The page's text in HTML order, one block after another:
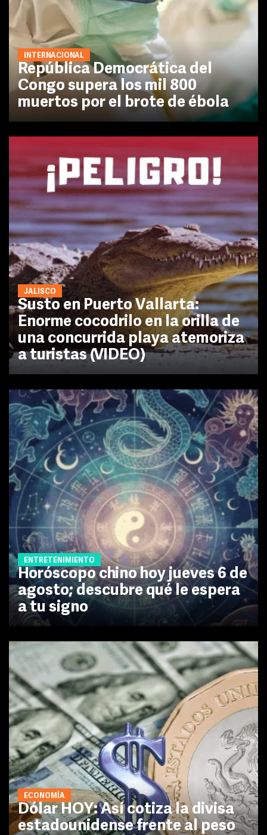
INTERNACIONAL
República Democrática del
Congo supera los mil 800
muertos por el brote de ébola
JALISCO
Susto en Puerto Vallarta:
Enorme cocodrilo en la orilla de
una concurrida playa atemoriza
a turistas (VIDEO)
ENTRETENIMIENTO
Horóscopo chino hoy jueves 6 de
agosto; descubre qué le espera
a tu signo
ECONOMÍA
Dólar HOY: Así cotiza la divisa
estadounidense frente al peso